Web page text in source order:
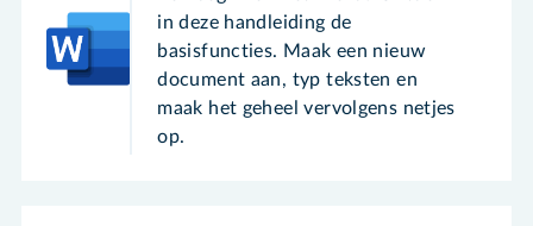
in deze handleiding de
basisfuncties. Maak een nieuw
document aan, typ teksten en
maak het geheel vervolgens netjes
op.